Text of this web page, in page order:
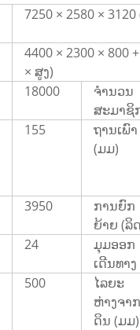
7250 × 2580 ×
4400 × 2300 × 800
× ສູງ)
18000
ຈຳນວນ
ສະມາຊິ
155
ຖານເພົາ
(ມມ)
3950
ການຍົກ
ຍ້າຍ (ລິ
24
ມຸມອອກ
ເດີນທາງ
500
ໄລຍະ
ຫ່າງຈາ
ດິນ (ມມ)